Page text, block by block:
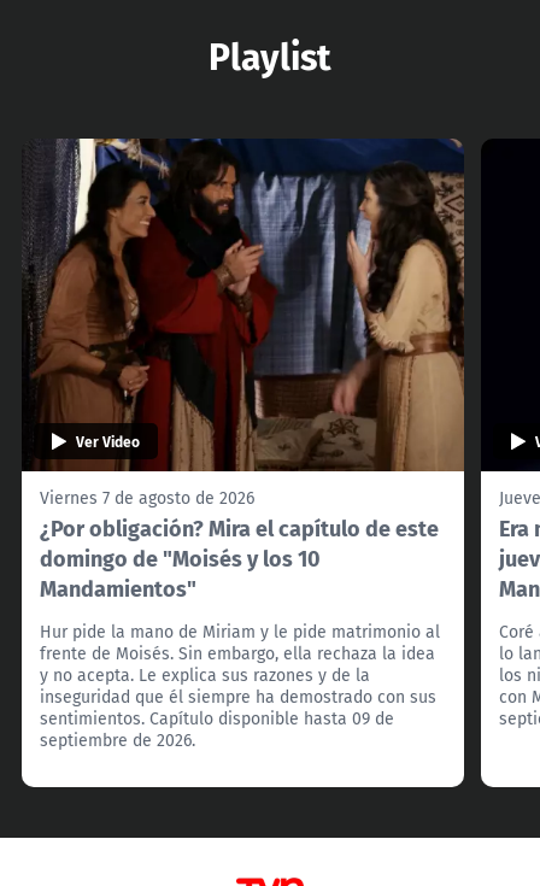
Playlist
Ver Video
Viernes 7 de agosto de 2026
¿Por obligación? Mira el capítulo de este
domingo de "Moisés y los 10
Mandamientos"
Hur pide la mano de Miriam y le pide matrimonio al
frente de Moisés. Sin embargo, ella rechaza la idea
y no acepta. Le explica sus razones y de la
inseguridad que él siempre ha demostrado con sus
sentimientos. Capítulo disponible hasta 09 de
septiembre de 2026.
lo
los
con